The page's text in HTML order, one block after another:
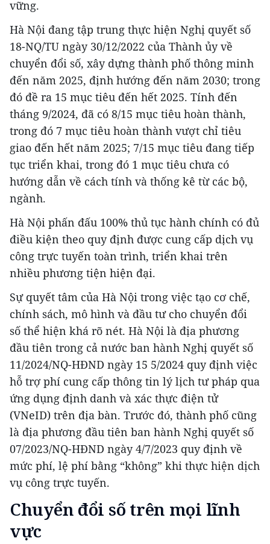
vững.
Hà Nội đang tập trung thực hiện Nghị quyết số
18-NQ/TU ngày 30/12/2022 của Thành ủy về
chuyển đổi số, xây dựng thành phố thông minh
đến năm 2025, định hướng đến năm 2030; trong
đó đề ra 15 mục tiêu đến hết 2025. Tính đến
tháng 9/2024, đã có 8/15 mục tiêu hoàn thành,
trong đó 7 mục tiêu hoàn thành vượt chỉ tiêu
giao đến hết năm 2025; 7/15 mục tiêu đang tiếp
tục triển khai, trong đó 1 mục tiêu chưa có
hướng dẫn về cách tính và thống kê từ các bộ,
ngành.
Hà Nội phấn đấu 100% thủ tục hành chính có đủ
điều kiện theo quy định được cung cấp dịch vụ
công trực tuyến toàn trình, triển khai trên
nhiều phương tiện hiện đại.
Sự quyết tâm của Hà Nội trong việc tạo cơ chế,
chính sách, mô hình và đầu tư cho chuyển đổi
số thể hiện khá rõ nét. Hà Nội là địa phương
đầu tiên trong cả nước ban hành Nghị quyết số
11/2024/NQ-HĐND ngày 15 5/2024 quy định việc
hỗ trợ phí cung cấp thông tin lý lịch tư pháp qua
ứng dụng định danh và xác thực điện tử
(VNeID) trên địa bàn. Trước đó, thành phố cũng
là địa phương đầu tiên ban hành Nghị quyết số
07/2023/NQ-HĐND ngày 4/7/2023 quy định về
mức phí, lệ phí bằng “không” khi thực hiện dịch
vụ công trực tuyến.
Chuyển đổi số trên mọi lĩnh
vực